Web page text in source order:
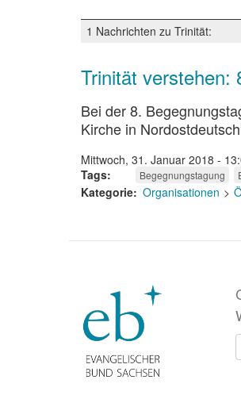
Wahrheit?
1 Nachrichten zu Trinität:
Trinität verstehen:
Bei der 8.
Kirche in
Mittwoch, 31. Januar 2018 -
Tags
Begegnungstagung
Kategorie Organisationen